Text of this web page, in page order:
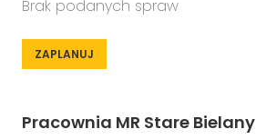
Brak podanych spraw
ZAPLANUJ
Pracownia MR Stare Bielany